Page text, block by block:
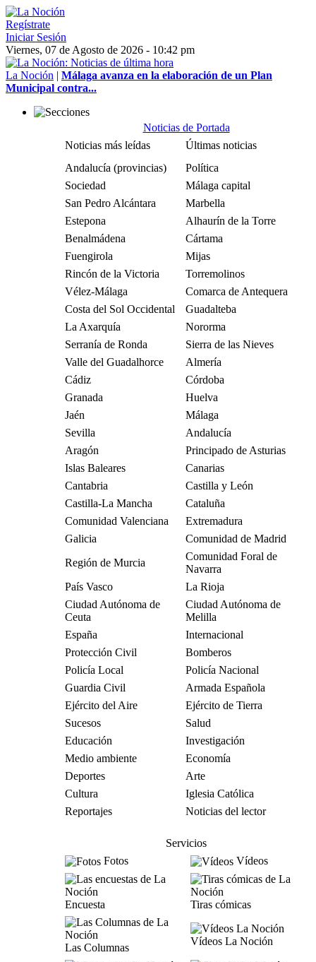
Regístrate
Iniciar Sesión
Viernes, 07 de Agosto de 2026 - 10:42 pm
La Noción | Málaga avanza en la elaboración de un Plan
Municipal contra...
Noticias de Portada
Noticias más leídas
Últimas noticias
Andalucía (provincias)
Política
Sociedad
Málaga capital
San Pedro Alcántara
Marbella
Estepona
Alhaurín de la Torre
Benalmádena
Cártama
Fuengirola
Mijas
Rincón de la Victoria
Torremolinos
Vélez-Málaga
Comarca de Antequera
Costa del Sol Occidental
Guadalteba
La Axarquía
Nororma
Serranía de Ronda
Sierra de las Nieves
Valle del Guadalhorce
Almería
Cádiz
Córdoba
Granada
Huelva
Jaén
Málaga
Sevilla
Andalucía
Aragón
Principado de Asturias
Islas Baleares
Canarias
Cantabria
Castilla y León
Castilla-La Mancha
Cataluña
Comunidad Valenciana
Extremadura
Galicia
Comunidad de Madrid
Región de Murcia
Comunidad Foral de
Navarra
País Vasco
La Rioja
Ciudad Autónoma de
Ceuta
Ciudad Autónoma de
Melilla
España
Internacional
Protección Civil
Bomberos
Policía Local
Policía Nacional
Guardia Civil
Armada Española
Ejército del Aire
Ejército de Tierra
Sucesos
Salud
Educación
Investigación
Medio ambiente
Economía
Deportes
Arte
Cultura
Iglesia Católica
Reportajes
Noticias del lector
Servicios
Fotos
Vídeos
Encuesta Tiras cómicas
Las Columnas
Vídeos La Noción